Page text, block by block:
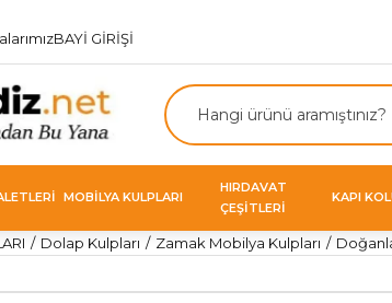
BAYİ GİRİŞİ
MOBİLYA KULPLARI
HIRDAVAT
ÇEŞİTLERİ
KAPI
Dolap Kulpları Zamak Mobilya Kulpları